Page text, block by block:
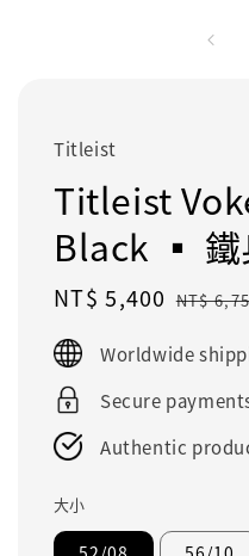
Titleist
Titleist
Black ▪︎ 鐵
Sale
NT$ 5,400 NT$
Worldwide
Secure
Authentic
大小